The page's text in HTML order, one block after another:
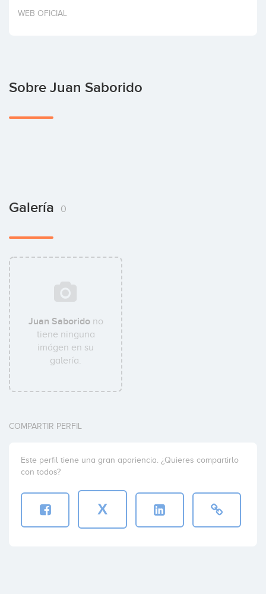
Invertir
WEB OFICIAL
Sobre Juan Saborido
Galería 0
Juan Saboridono
tiene ninguna
imágen en su
galería.
COMPARTIR PERFIL
Este perfil tiene una gran apariencia. ¿Quieres compartirlo
con todos?
X